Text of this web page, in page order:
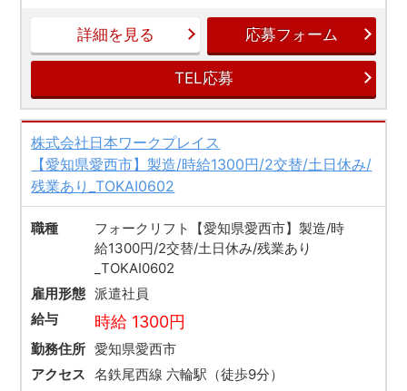
詳細を見る 応募フォーム
TEL応募
株式会社日本ワークプレイス
【愛知県愛西市】製造/時給1300円/2交替/土日休み/
残業あり_TOKAI0602
職種
フォークリフト【愛知県愛西市】製造/時
給1300円/2交替/土日休み/残業あり
_TOKAI0602
雇用形態 派遣社員
給与
時給 1300円
勤務住所 愛知県愛西市
アクセス
名鉄尾西線 六輪駅（徒歩9分）